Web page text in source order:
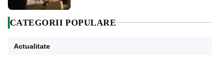
CATEGORII POPULARE
Actualitate